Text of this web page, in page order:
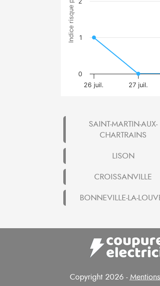
26 juil. 27 juil.
0
1
SAINT-MARTIN-AUX-
CHARTRAINS
LISON
CROISSANVILLE
BONNEVILLE-LA-
Copyright 2026 -